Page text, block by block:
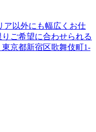
以外にも幅広くお仕
ご希望に合わせられる
京都新宿区歌舞伎町1-